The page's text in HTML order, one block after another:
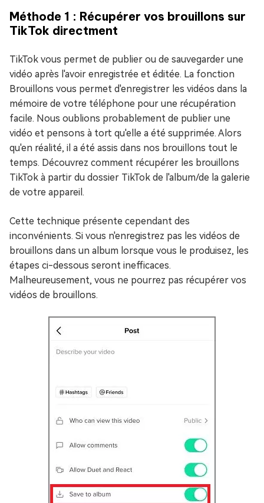
Méthode 1 : Récupérer vos brouillons sur
TikTok directment
TikTok vous permet de publier ou de sauvegarder une
vidéo après l'avoir enregistrée et éditée. La fonction
Brouillons vous permet d'enregistrer les vidéos dans la
mémoire de votre téléphone pour une récupération
facile. Nous oublions probablement de publier une
vidéo et pensons à tort qu'elle a été supprimée. Alors
qu'en réalité, il a été assis dans nos brouillons tout le
temps. Découvrez comment récupérer les brouillons
TikTok à partir du dossier TikTok de l'album/de la galerie
de votre appareil.
Cette technique présente cependant des
inconvénients. Si vous n'enregistrez pas les vidéos de
brouillons dans un album lorsque vous le produisez, les
étapes ci-dessous seront inefficaces.
Malheureusement, vous ne pourrez pas récupérer vos
vidéos de brouillons.